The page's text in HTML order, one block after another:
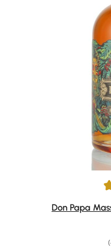
Durchschnittliche
Don Papa